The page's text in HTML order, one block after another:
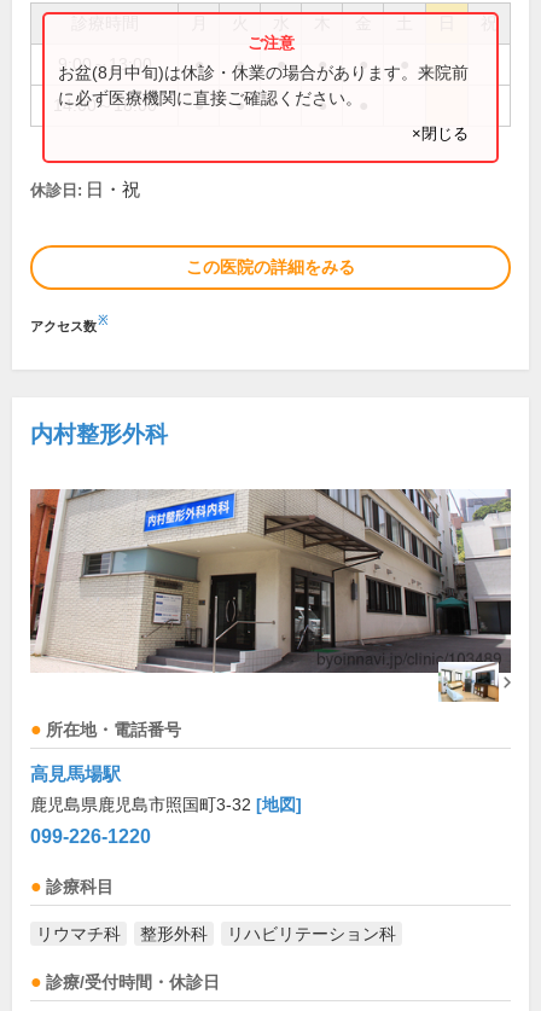
祝
9:00～13:00 ● ● ● ● ●
14:00～18:00 ● ● ●
お盆(8月中旬)は休診・休業の場合があります。来院前
に必ず医療機関に直接ご確認ください。
×閉じる
休診日: 日・祝
この医院の詳細をみる
アクセス数※
内村整形外科
所在地・電話番号
高見馬場駅
鹿児島県鹿児島市照国町3-32 [地図]
099-226-1220
診療科目
リウマチ科 整形外科 リハビリテーション科
診療/受付時間・休診日